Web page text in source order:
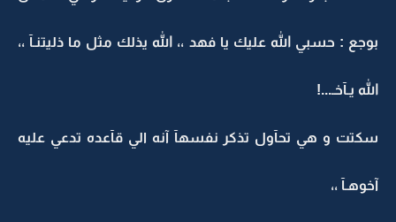
بوجع : حسبي الله عليك يا فهد ،، الله يذلك مثل ما ذليتنـآ ،،
الله يـآخـ...!
سكتت و هي تحآول تذكر نفسهآ آنه الي قآعده تدعي عليه
آخوهـآ ،،